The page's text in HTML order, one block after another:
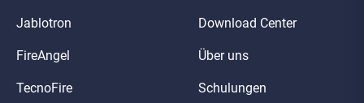
Jablotron
FireAngel
TecnoFire
Download Center
Über uns
Schulungen